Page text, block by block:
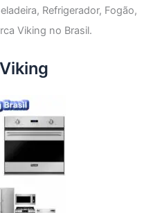
Refrigerador, Fogão,
Viking no Brasil.